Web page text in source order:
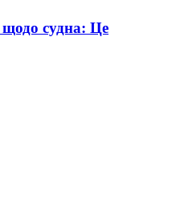
судна: Це